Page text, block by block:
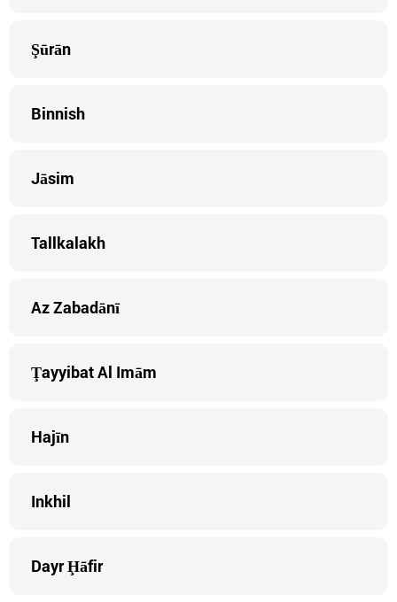
Şūrān
Binnish
Jāsim
Tallkalakh
Az Zabadānī
Ţayyibat Al Imām
Hajīn
Inkhil
Dayr Ḩāfir